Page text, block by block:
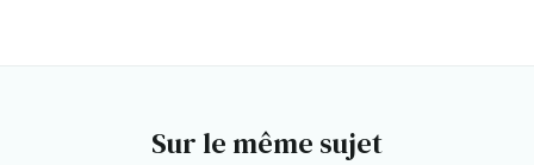
Sur le même sujet